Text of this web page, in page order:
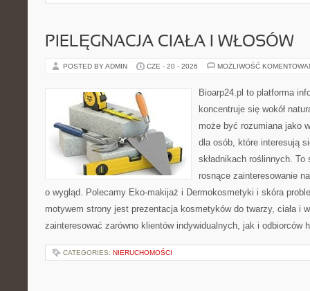
PIELĘGNACJA CIAŁA I WŁOSÓW
POSTED BY ADMIN CZE - 20 - 2026 MOŻLIWOŚĆ
Bioarp24.pl to platforma
koncentruje się wokół
może być rozumiana jako
dla osób, które interesują
składnikach roślinnych.
rosnące zainteresowanie
o wygląd. Polecamy Eko-makijaż i Dermokosmetyki i skóra
motywem strony jest prezentacja kosmetyków do twarzy, ciała i
zainteresować zarówno klientów indywidualnych, jak i
CATEGORIES: NIERUCHOMOŚCI